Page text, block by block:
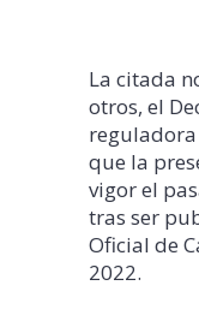
La citada
otros, el
que la
vigor el
tras ser
Oficial de
2022.